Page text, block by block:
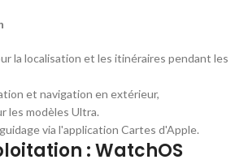
la localisation et les itinéraires pendant les
et navigation en extérieur,
les modèles Ultra.
via l'application Cartes d'Apple.
: WatchOS